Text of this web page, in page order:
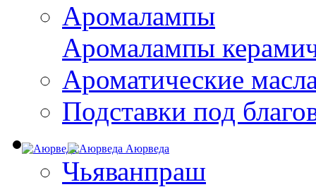
Аромалампы
Aромалампы
Ароматические
Подставки под
Аюрведа
Чьяванпраш